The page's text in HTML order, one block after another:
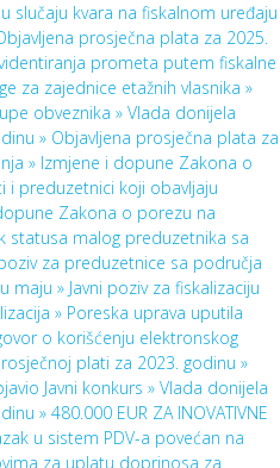
slučaju kvara na fiskalnom uređaju
prosječna plata za 2025.
prometa putem fiskalne
za zajednice etažnih vlasnika »
obveznika » Vlada donijela
» Objavljena prosječna plata za
» Izmjene i dopune Zakona o
preduzetnici koji obavljaju
Zakona o porezu na
statusa malog preduzetnika sa
za preduzetnice sa područja
maju » Javni poziv za fiskalizaciju
» Poreska uprava uputila
o korišćenju elektronskog
plati za 2023. godinu »
Javni konkurs » Vlada donijela
» 480.000 EUR ZA INOVATIVNE
u sistem PDV-a povećan na
za uplatu doprinosa za